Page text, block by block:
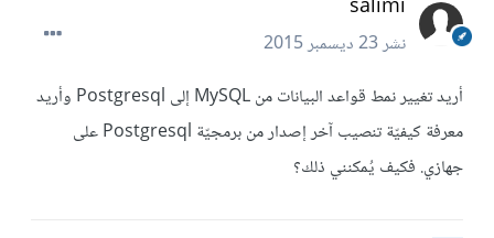
نشر23 ديسمبر 2015
أريد تغيير نمط قواعد البيانات من MySQL إلى Postgresql وأريد
معرفة كيفيّة تنصيب آخر إصدار من برمجيّة Postgresql على
جهازي. فكيف يُمكنني ذلك؟